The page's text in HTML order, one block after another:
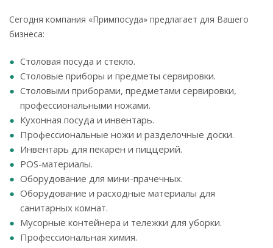
Сегодня компания «Примпосуда» предлагает для Вашего
бизнеса:
Столовая посуда и стекло.
Столовые приборы и предметы сервировки.
Столовыми приборами, предметами сервировки,
профессиональными ножами.
Кухонная посуда и инвентарь.
Профессиональные ножи и разделочные доски.
Инвентарь для пекарен и пиццерий.
POS-материалы.
Оборудование для мини-прачечных.
Оборудование и расходные материалы для
санитарных комнат.
Мусорные контейнера и тележки для уборки.
Профессиональная химия.